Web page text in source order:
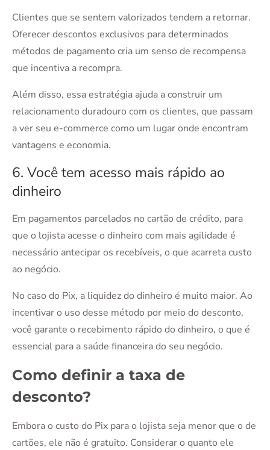
Clientes que se sentem valorizados tendem a retornar.
Oferecer descontos exclusivos para determinados
métodos de pagamento cria um senso de recompensa
que incentiva a recompra.
Além disso, essa estratégia ajuda a construir um
relacionamento duradouro com os clientes, que passam
a ver seu e-commerce como um lugar onde encontram
vantagens e economia.
6. Você tem acesso mais rápido ao
dinheiro
Em pagamentos parcelados no cartão de crédito, para
que o lojista acesse o dinheiro com mais agilidade é
necessário antecipar os recebíveis, o que acarreta custo
ao negócio.
No caso do Pix, a liquidez do dinheiro é muito maior. Ao
incentivar o uso desse método por meio do desconto,
você garante o recebimento rápido do dinheiro, o que é
essencial para a saúde financeira do seu negócio.
Como definir a taxa de
desconto?
Embora o custo do Pix para o lojista seja menor que o de
cartões, ele não é gratuito. Considerar o quanto ele